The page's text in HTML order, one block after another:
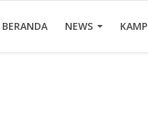
BERANDA NEWS